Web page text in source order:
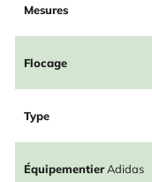
Mesures
Flocage
Type
ÉquipementierAdidas